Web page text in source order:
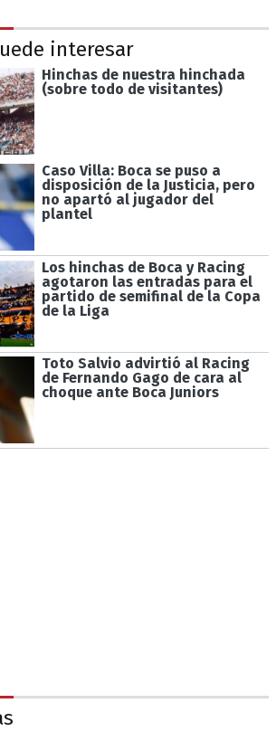
interesar
Hinchas de nuestra hinchada
(sobre todo de visitantes)
Caso Villa: Boca se puso a
disposición de la Justicia, pero
no apartó al jugador del
plantel
Los hinchas de Boca y Racing
agotaron las entradas para el
partido de semifinal de la Copa
de la Liga
Toto Salvio advirtió al Racing
de Fernando Gago de cara al
choque ante Boca Juniors